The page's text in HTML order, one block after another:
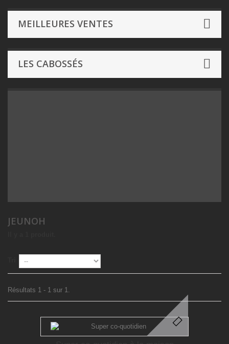
MEILLEURES VENTES
LES CABOSSÉS
JEUNOH
Résultats 1 - 1 sur 1.